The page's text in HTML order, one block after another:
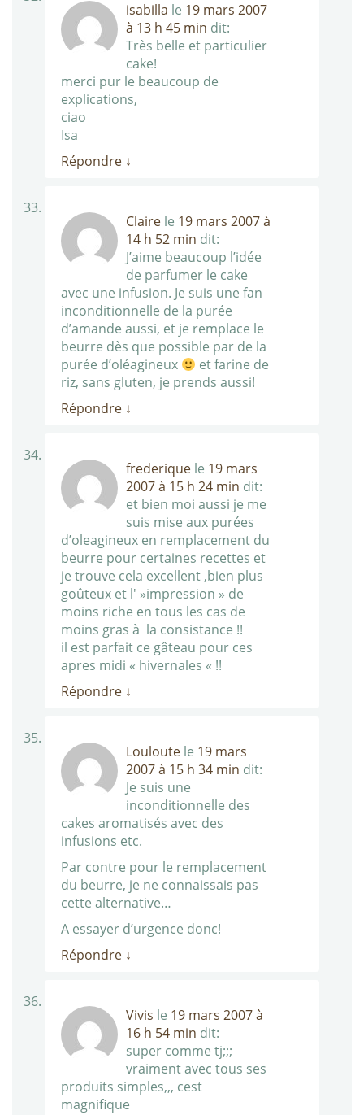
isabilla le 19 mars 2007
à 13 h 45 min dit:
Très belle et particulier
cake!
merci pur le beaucoup de
explications,
ciao
Isa
Répondre ↓
Claire le 19 mars 2007 à
14 h 52 min dit:
J’aime beaucoup l’idée
de parfumer le cake
avec une infusion. Je suis une fan
inconditionnelle de la purée
d’amande aussi, et je remplace le
beurre dès que possible par de la
purée d’oléagineux
et farine de
riz, sans gluten, je prends aussi!
Répondre ↓
frederique le 19 mars
2007 à 15 h 24 min dit:
et bien moi aussi je me
suis mise aux purées
d’oleagineux en remplacement du
beurre pour certaines recettes et
je trouve cela excellent ,bien plus
goûteux et l' »impression » de
moins riche en tous les cas de
moins gras à la consistance !!
il est parfait ce gâteau pour ces
apres midi « hivernales « !!
Répondre ↓
Louloute le 19 mars
2007 à 15 h 34 min dit:
Je suis une
inconditionnelle des
cakes aromatisés avec des
infusions etc.
Par contre pour le remplacement
du beurre, je ne connaissais pas
cette alternative…
A essayer d’urgence donc!
Répondre ↓
Vivis le 19 mars 2007 à
16 h 54 min dit:
super comme tj;;;
vraiment avec tous ses
produits simples,,, cest
magnifique